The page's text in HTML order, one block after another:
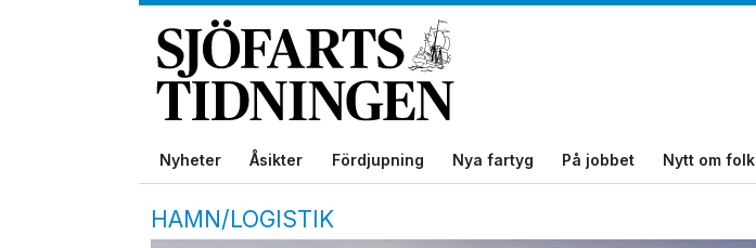
Nyheter Åsikter Fördjupning Nya fartyg På jobbet Nytt om folk
HAMN/LOGISTIK